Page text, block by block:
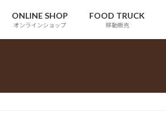
ONLINE SHOP
オンラインショップ
FOOD TRUCK
移動販売